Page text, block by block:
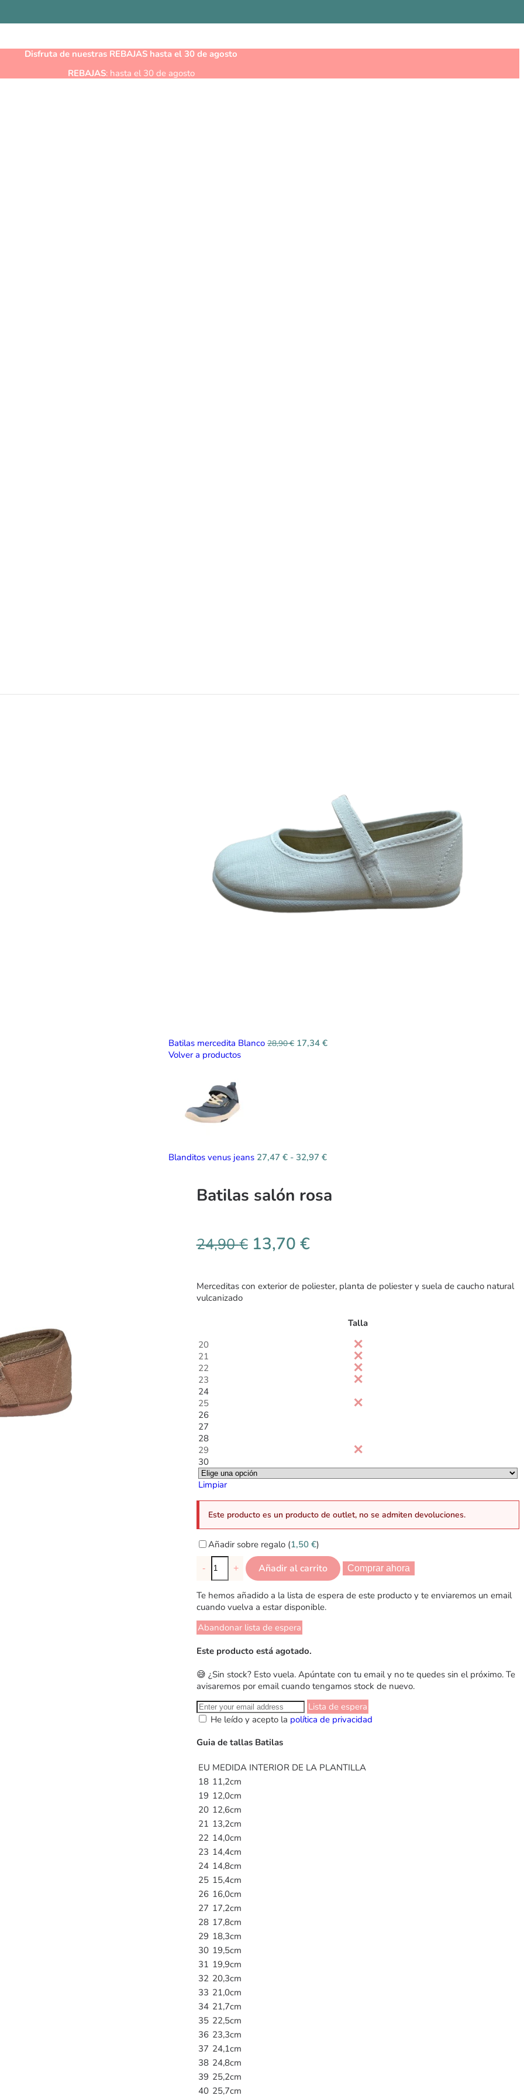
Disfruta de nuestras REBAJAS hasta el 30 de agosto
REBAJAS: hasta el 30 de agosto
Batilas mercedita Blanco 28,90€ 17,34 €
Volver a productos
Blanditos venus jeans 27,47 € - 32,97 €
Batilas salón rosa
24,90€ 13,70 €
Merceditas con exterior de poliester, planta de poliester y suela de caucho natural
vulcanizado
Talla
20
21
22
23
24
25
26
27
28
29
30
Limpiar
Este producto es un producto de outlet, no se admiten devoluciones.
Añadir sobre regalo (1,50 €)
- + Añadir al carrito Comprar ahora
Te hemos añadido a la lista de espera de este producto y te enviaremos un email
cuando vuelva a estar disponible.
Abandonar lista de espera
Este producto está agotado.
😅 ¿Sin stock? Esto vuela. Apúntate con tu email y no te quedes sin el próximo. Te
avisaremos por email cuando tengamos stock de nuevo.
Lista de espera
He leído y acepto la política de privacidad
Guia de tallas Batilas
EU MEDIDA INTERIOR DE LA PLANTILLA
18 11,2cm
19 12,0cm
20 12,6cm
21 13,2cm
22 14,0cm
23 14,4cm
24 14,8cm
25 15,4cm
26 16,0cm
27 17,2cm
28 17,8cm
29 18,3cm
30 19,5cm
31 19,9cm
32 20,3cm
33 21,0cm
34 21,7cm
35 22,5cm
36 23,3cm
37 24,1cm
38 24,8cm
39 25,2cm
40 25,7cm